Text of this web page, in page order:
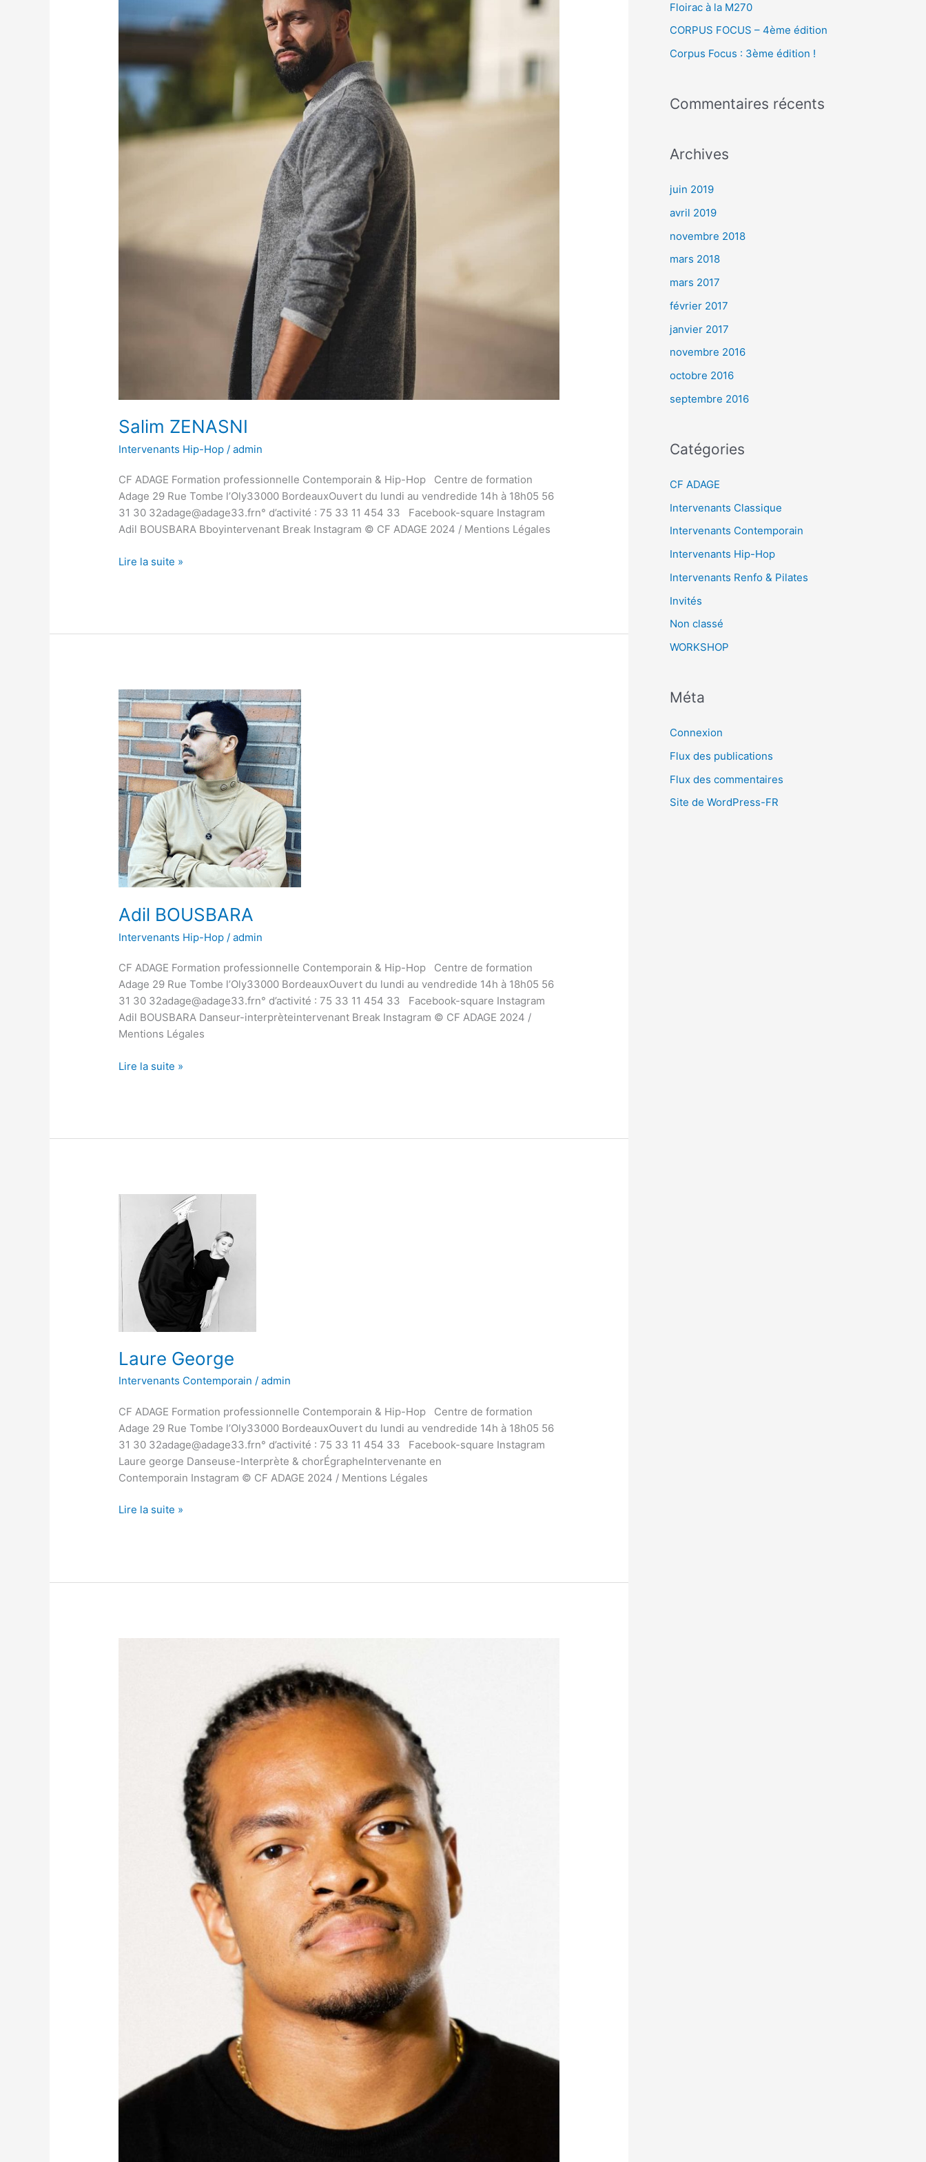
Salim ZENASNI
Intervenants Hip-Hop /admin
CF ADAGE Formation professionnelle Contemporain & Hip-Hop Centre de formation
Adage 29 Rue Tombe l’Oly33000 BordeauxOuvert du lundi au vendredide 14h à 18h05 56
31 30 32adage@adage33.frn° d’activité : 75 33 11 454 33 Facebook-square Instagram
Adil BOUSBARA Bboyintervenant Break Instagram © CF ADAGE 2024 / Mentions Légales
Lire la suite »
Adil BOUSBARA
Intervenants Hip-Hop /admin
CF ADAGE Formation professionnelle Contemporain & Hip-Hop Centre de formation
Adage 29 Rue Tombe l’Oly33000 BordeauxOuvert du lundi au vendredide 14h à 18h05 56
31 30 32adage@adage33.frn° d’activité : 75 33 11 454 33 Facebook-square Instagram
Adil BOUSBARA Danseur-interprèteintervenant Break Instagram © CF ADAGE 2024 /
Mentions Légales
Adil
BOUSBARA
Lire la suite »
Laure George
Intervenants Contemporain /admin
CF ADAGE Formation professionnelle Contemporain & Hip-Hop Centre de formation
Adage 29 Rue Tombe l’Oly33000 BordeauxOuvert du lundi au vendredide 14h à 18h05 56
31 30 32adage@adage33.frn° d’activité : 75 33 11 454 33 Facebook-square Instagram
Laure george Danseuse-Interprète & chorÉgrapheIntervenante en
Contemporain Instagram © CF ADAGE 2024 / Mentions Légales
Laure
George
Lire la suite »
r
:
Floirac à la M270
CORPUS FOCUS – 4ème édition
Corpus Focus : 3ème édition !
Commentaires récents
Archives
juin 2019
avril 2019
novembre 2018
mars 2018
mars 2017
février 2017
janvier 2017
novembre 2016
octobre 2016
septembre 2016
Catégories
CF ADAGE
Intervenants Classique
Intervenants Contemporain
Intervenants Hip-Hop
Intervenants Renfo & Pilates
Invités
Non classé
WORKSHOP
Méta
Connexion
Flux des publications
Flux des commentaires
Site de WordPress-FR